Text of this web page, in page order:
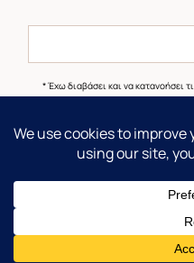
* Έχω διαβάσει και να κατανοήσει
προσωπικών μου δεδομένων που
Concept μέσω